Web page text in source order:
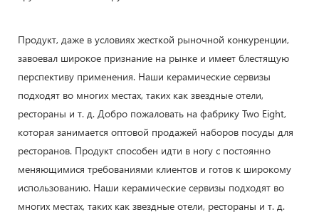
Продукт, даже в условиях жесткой рыночной конкуренции,
завоевал широкое признание на рынке и имеет блестящую
перспективу применения. Наши керамические сервизы
подходят во многих местах, таких как звездные отели,
рестораны и т. д. Добро пожаловать на фабрику Two Eight,
которая занимается оптовой продажей наборов посуды для
ресторанов. Продукт способен идти в ногу с постоянно
меняющимися требованиями клиентов и готов к широкому
использованию. Наши керамические сервизы подходят во
многих местах, таких как звездные отели, рестораны и т. д.